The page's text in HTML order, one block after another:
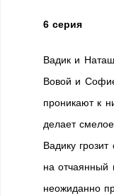
6 серия
Вадик и
Вовой и
проникают к
делает
Вадику
на
неожиданно